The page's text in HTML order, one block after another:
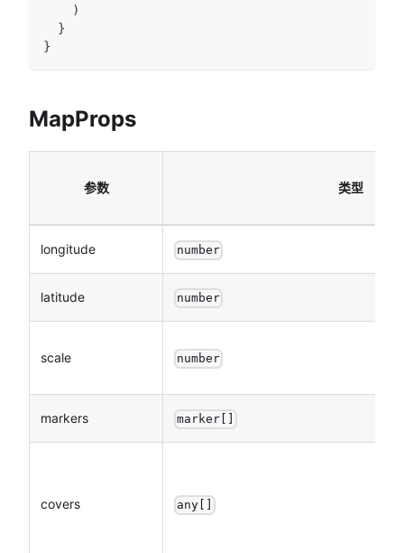
)
}
}
MapProps
参数 类型
longitude number
latitude number
scale number
markers marker[]
covers any[]